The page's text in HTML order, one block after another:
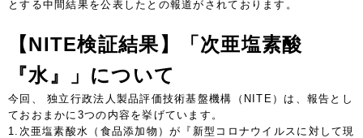
とする中間結果を公表したとの報道がされております。
【NITE検証結果】「次亜塩素酸
『水』」について
今回、 独立行政法人製品評価技術基盤機構（NITE）は、報告とし
ておおまかに3つの内容を挙げています。
1.次亜塩素酸水（食品添加物）が『新型コロナウイルスに対して現